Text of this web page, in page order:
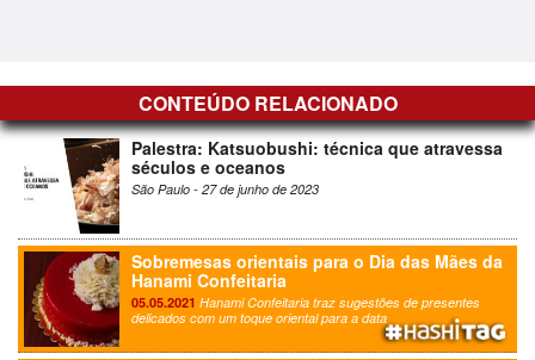
CONTEÚDO RELACIONADO
Palestra: Katsuobushi: técnica que atravessa
séculos e oceanos
São Paulo - 27 de junho de 2023
Sobremesas orientais para o Dia das Mães da
Hanami Confeitaria
05.05.2021 Hanami Confeitaria traz sugestões de presentes
delicados com um toque oriental para a data